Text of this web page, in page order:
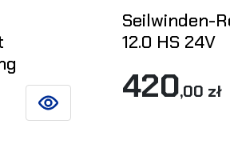
SIEHE DETAILS
Seilwinden-
12.0 HS 24V
420,00 zł